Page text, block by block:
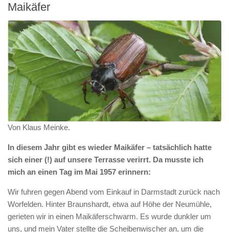
Maikäfer
Von Klaus Meinke.
In diesem Jahr gibt es wieder Maikäfer – tatsächlich hatte
sich einer (!) auf unsere Terrasse verirrt. Da musste ich
mich an einen Tag im Mai 1957 erinnern:
Wir fuhren gegen Abend vom Einkauf in Darmstadt zurück nach
Worfelden. Hinter Braunshardt, etwa auf Höhe der Neumühle,
gerieten wir in einen Maikäferschwarm. Es wurde dunkler um
uns, und mein Vater stellte die Scheibenwischer an, um die